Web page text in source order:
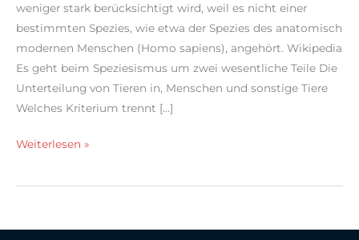
weniger stark berücksichtigt wird, weil es nicht einer
bestimmten Spezies, wie etwa der Spezies des anatomisch
modernen Menschen (Homo sapiens), angehört. Wikipedia
Es geht beim Speziesismus um zwei wesentliche Teile Die
Unterteilung von Tieren in, Menschen und sonstige Tiere
Welches Kriterium trennt […]
Speziesismus,
wir
Weiterlesen »